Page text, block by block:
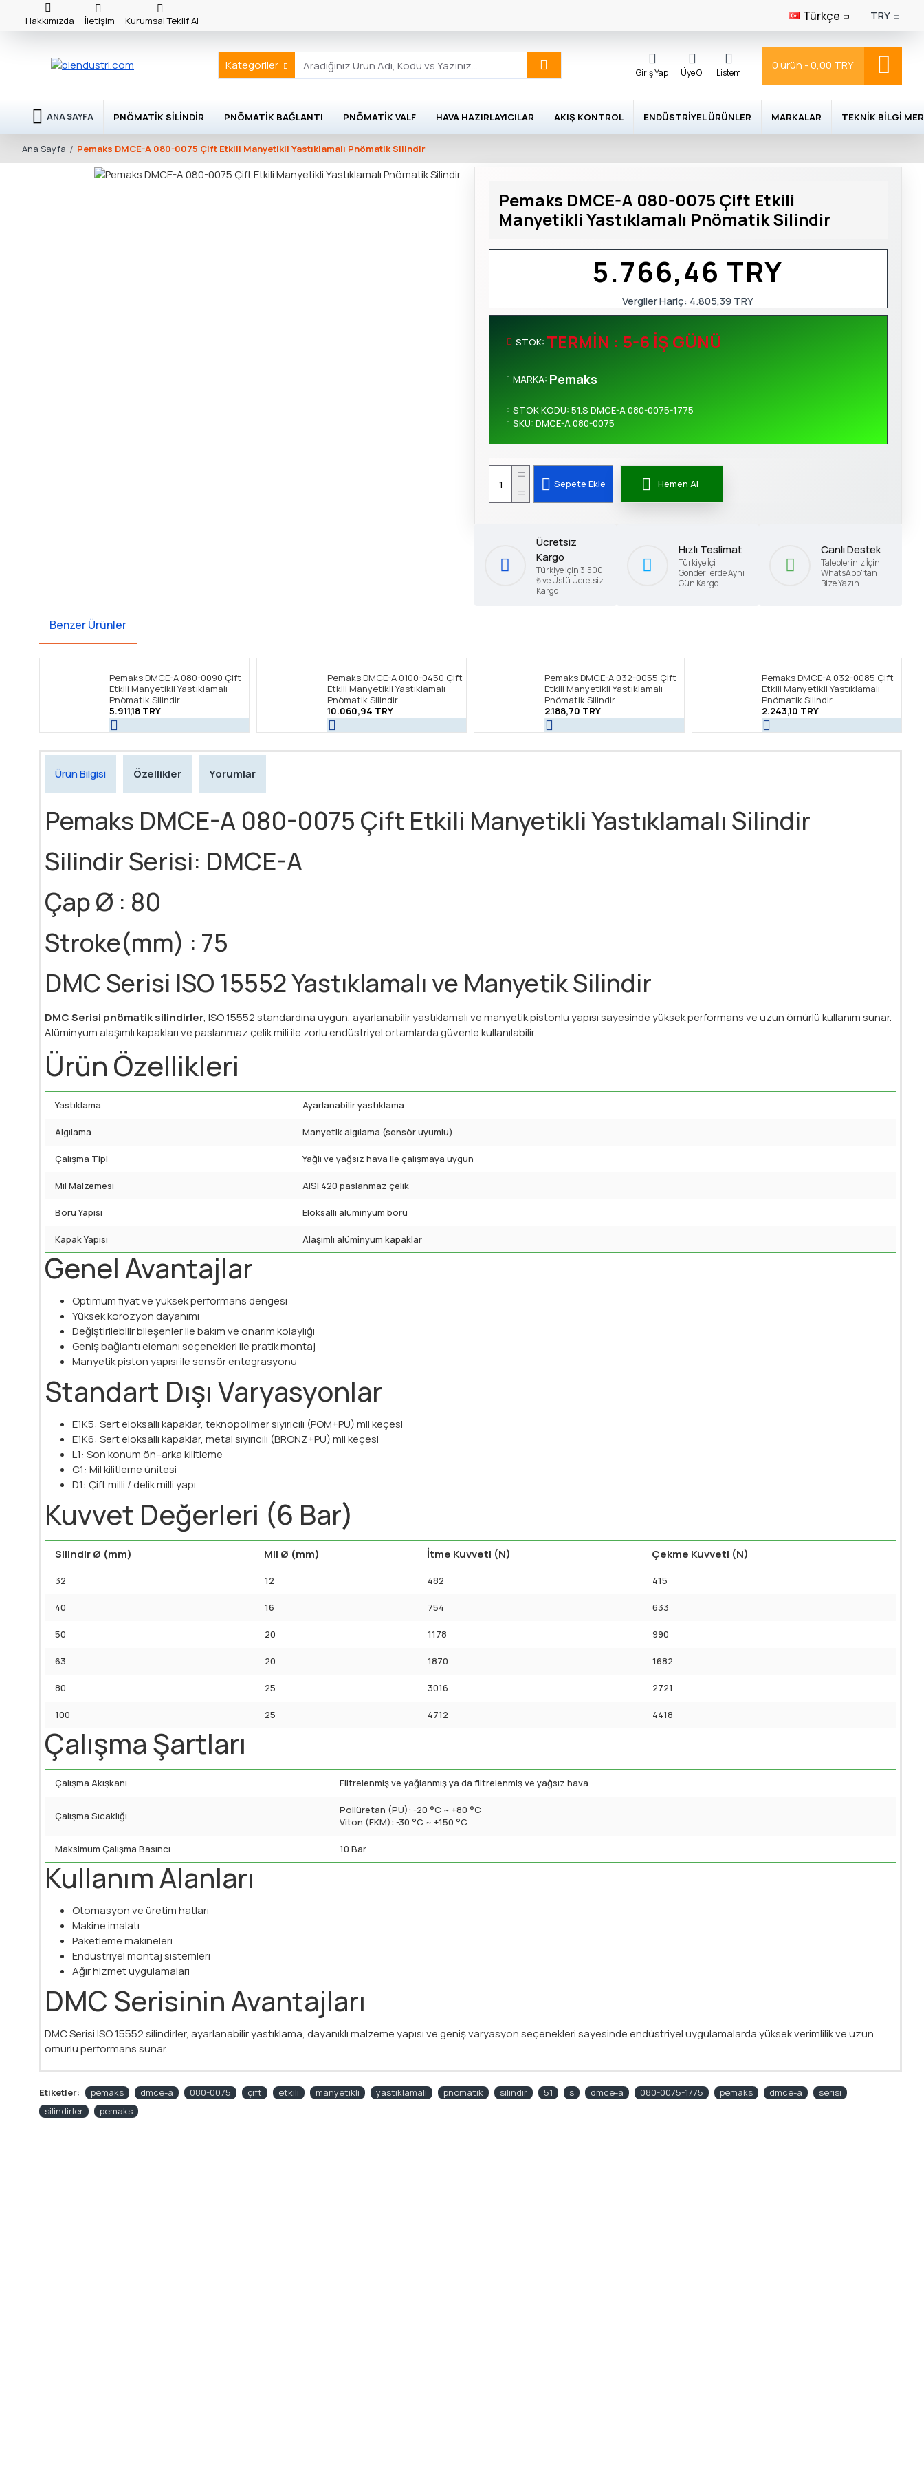
Hakkımızda İletişim Kurumsal Teklif Al Türkçe TRY
Kategoriler
Giriş Yap Üye Ol Listem
0 ürün - 0,00 TRY
ANA SAYFA PNÖMATIK SILINDIR PNÖMATIK BAĞLANTI PNÖMATIK VALF HAVA HAZIRLAYICILAR AKIŞ KONTROL ENDÜSTRIYEL ÜRÜNLER MARKALAR TEKNIK BILGI
Ana Sayfa Pemaks DMCE-A 080-0075 Çift Etkili Manyetikli Yastıklamalı Pnömatik Silindir
Pemaks DMCE-A 080-0075 Çift Etkili
Manyetikli Yastıklamalı Pnömatik Silindir
STOK: TERMIN : 5-6 İŞ GÜNÜ
MARKA: Pemaks
STOK KODU: 51.S DMCE-A 080-0075-1775
SKU: DMCE-A 080-0075
5.766,46 TRY
Vergiler Hariç: 4.805,39 TRY
Sepete Ekle Hemen Al
Ücretsiz
Kargo
Türkiye İçin 3.500
₺ ve Üstü Ücretsiz
Kargo
Hızlı Teslimat
Türkiye İçi
Gönderilerde Aynı
Gün Kargo
Canlı Destek
Talepleriniz İçin
WhatsApp' tan
Bize Yazın
Benzer Ürünler
Pemaks DMCE-A 080-0090 Çift
Etkili Manyetikli Yastıklamalı
Pnömatik Silindir
5.911,18 TRY
Pemaks DMCE-A 0100-0450 Çift
Etkili Manyetikli Yastıklamalı
Pnömatik Silindir
10.060,94 TRY
Pemaks DMCE-A 032-0055 Çift
Etkili Manyetikli Yastıklamalı
Pnömatik Silindir
2.188,70 TRY
Pemaks DMCE-A 032-0085 Çift
Etkili Manyetikli Yastıklamalı
Pnömatik Silindir
2.243,10 TRY
Ürün Bilgisi Özellikler Yorumlar
Pemaks DMCE-A 080-0075 Çift Etkili Manyetikli Yastıklamalı Silindir
Silindir Serisi: DMCE-A
Çap Ø : 80
Stroke(mm) : 75
DMC Serisi ISO 15552 Yastıklamalı ve Manyetik Silindir
DMC Serisi pnömatik silindirler, ISO 15552 standardına uygun, ayarlanabilir yastıklamalı ve manyetik pistonlu yapısı sayesinde yüksek performans ve uzun ömürlü kullanım sunar.
Alüminyum alaşımlı kapakları ve paslanmaz çelik mili ile zorlu endüstriyel ortamlarda güvenle kullanılabilir.
Ürün Özellikleri
Yastıklama Ayarlanabilir yastıklama
Algılama Manyetik algılama (sensör uyumlu)
Çalışma Tipi Yağlı ve yağsız hava ile çalışmaya uygun
Mil Malzemesi AISI 420 paslanmaz çelik
Boru Yapısı Eloksallı alüminyum boru
Kapak Yapısı Alaşımlı alüminyum kapaklar
Genel Avantajlar
Optimum fiyat ve yüksek performans dengesi
Yüksek korozyon dayanımı
Değiştirilebilir bileşenler ile bakım ve onarım kolaylığı
Geniş bağlantı elemanı seçenekleri ile pratik montaj
Manyetik piston yapısı ile sensör entegrasyonu
Standart Dışı Varyasyonlar
E1K5: Sert eloksallı kapaklar, teknopolimer sıyırıcılı (POM+PU) mil keçesi
E1K6: Sert eloksallı kapaklar, metal sıyırıcılı (BRONZ+PU) mil keçesi
L1: Son konum ön–arka kilitleme
C1: Mil kilitleme ünitesi
D1: Çift milli / delik milli yapı
Kuvvet Değerleri (6 Bar)
Silindir Ø (mm) Mil Ø (mm) İtme Kuvveti (N) Çekme Kuvveti (N)
32 12 482 415
40 16 754 633
50 20 1178 990
63 20 1870 1682
80 25 3016 2721
100 25 4712 4418
Çalışma Şartları
Çalışma Akışkanı Filtrelenmiş ve yağlanmış ya da filtrelenmiş ve yağsız hava
Çalışma Sıcaklığı
Poliüretan (PU): -20 °C ~ +80 °C
Viton (FKM): -30 °C ~ +150 °C
Maksimum Çalışma Basıncı 10 Bar
Kullanım Alanları
Otomasyon ve üretim hatları
Makine imalatı
Paketleme makineleri
Endüstriyel montaj sistemleri
Ağır hizmet uygulamaları
DMC Serisinin Avantajları
DMC Serisi ISO 15552 silindirler, ayarlanabilir yastıklama, dayanıklı malzeme yapısı ve geniş varyasyon seçenekleri sayesinde endüstriyel uygulamalarda yüksek verimlilik ve uzun
ömürlü performans sunar.
Etiketler: pemaks dmce-a 080-0075 çift etkili manyetikli yastıklamalı pnömatik silindir 51 s dmce-a 080-0075-1775 pemaks dmce-a
serisi
silindirler
pemaks